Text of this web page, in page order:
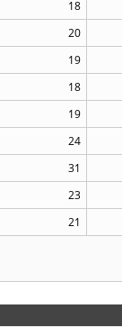
18
20
19
18
19
24
31
23
21